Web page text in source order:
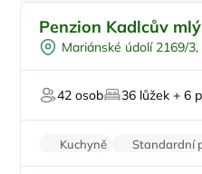
U vody
Pro hosty s omezením
Pro svatby a oslavy
Penzion Kadlcův
Mariánské údolí 2169/
42 osob 36 lůžek + 6
Kuchyně Standardní
Zvířata povolena